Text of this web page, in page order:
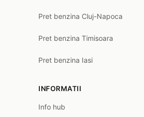
Pret benzina Cluj-Napoca
Pret benzina Timisoara
Pret benzina Iasi
INFORMATII
Info hub